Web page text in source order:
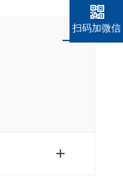
扫码加微信